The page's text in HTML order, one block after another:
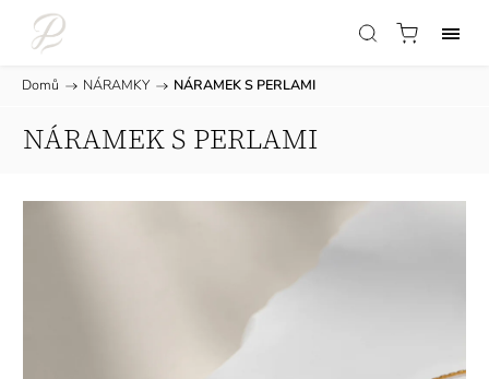
Domů / NÁRAMKY / NÁRAMEK S PERLAMI
NÁRAMEK S PERLAMI